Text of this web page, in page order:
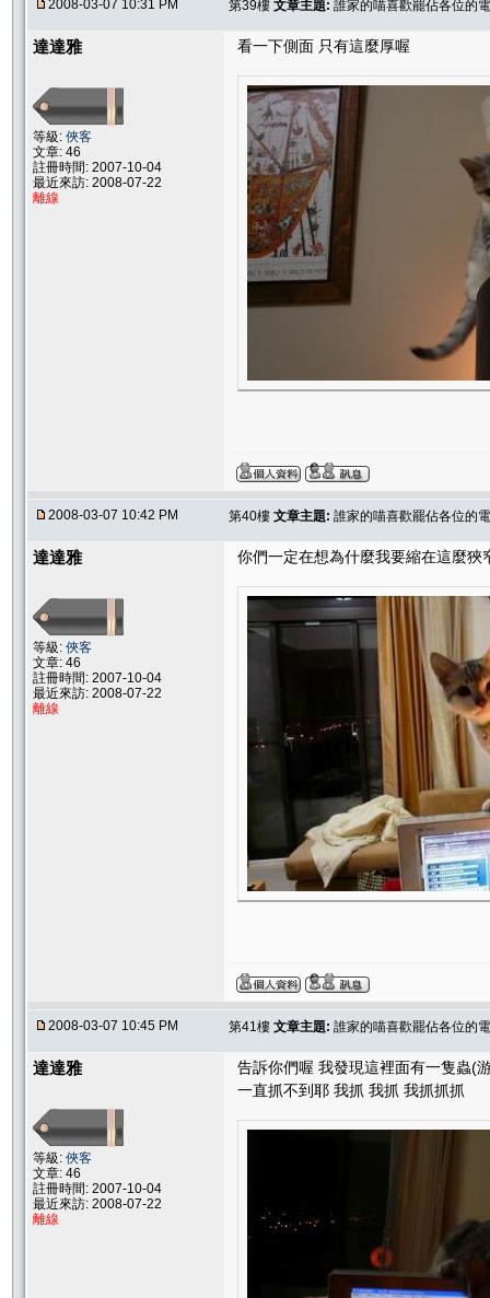
2008-03-07 10:31 PM 第39樓 文章主題: 誰家的喵喜歡罷佔各位的
達達雅
等級: 俠客
文章: 46
註冊時間: 2007-10-04
最近來訪: 2008-07-22
離線
看一下側面 只有這麼厚喔
2008-03-07 10:42 PM 第40樓 文章主題: 誰家的喵喜歡罷佔各位的
達達雅
等級: 俠客
文章: 46
註冊時間: 2007-10-04
最近來訪: 2008-07-22
離線
你們一定在想為什麼我要縮在這麼狹
2008-03-07 10:45 PM 第41樓 文章主題: 誰家的喵喜歡罷佔各位的
達達雅
等級: 俠客
文章: 46
註冊時間: 2007-10-04
最近來訪: 2008-07-22
離線
告訴你們喔 我發現這裡面有一隻蟲(
一直抓不到耶 我抓 我抓 我抓抓抓